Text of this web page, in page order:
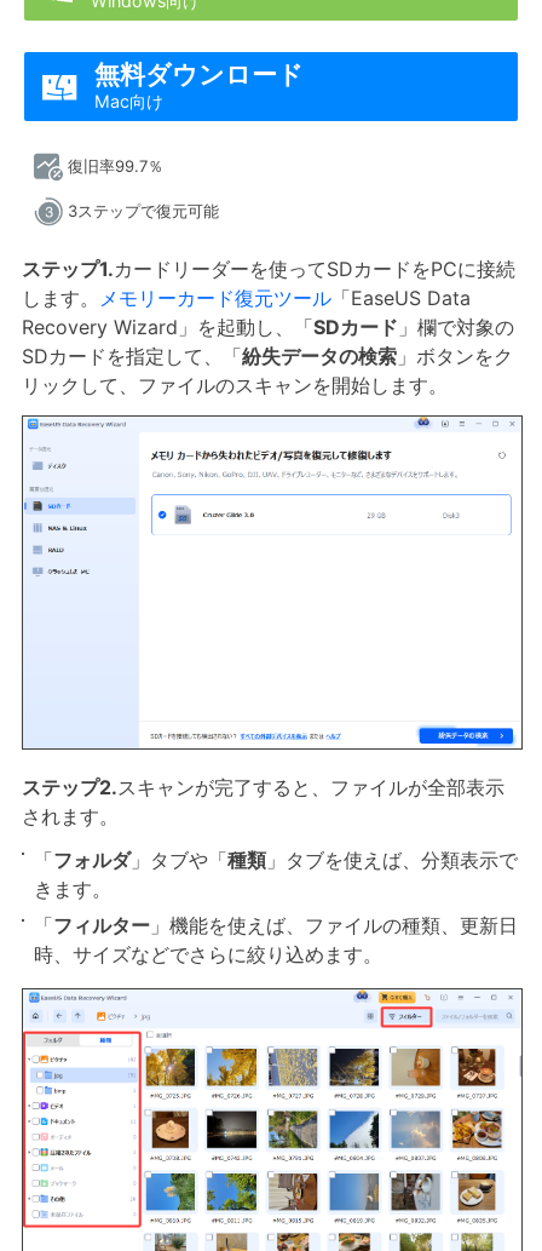
 無料ダウンロード
Mac向け
復旧率99.7％
3ステップで復元可能
ステップ1.カードリーダーを使ってSDカードをPCに接続
します。
メモリーカード復元ツール「EaseUS Data
Recovery Wizard」を起動し、「SDカード 」欄で対象の
SDカードを指定して、「紛失データの検索」ボタンをク
リックして、ファイルのスキャンを開始します。
ステップ2.スキャンが完了すると、ファイルが全部表示
されます。
「フォルダ」タブや「種類」タブを使えば、分類表示で
きます。
「フィルター」機能を使えば、ファイルの種類、更新日
時、サイズなどでさらに絞り込めます。